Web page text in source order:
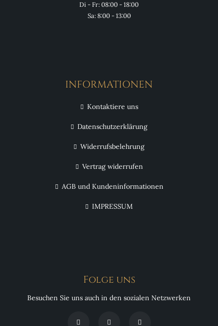
Di - Fr: 08:00 - 18:00
Sa: 8:00 - 13:00
INFORMATIONEN
Kontaktiere uns
Datenschutzerklärung
Widerrufsbelehrung
Vertrag widerrufen
AGB und Kundeninformationen
IMPRESSUM
Folge uns
Besuchen Sie uns auch in den sozialen Netzwerken